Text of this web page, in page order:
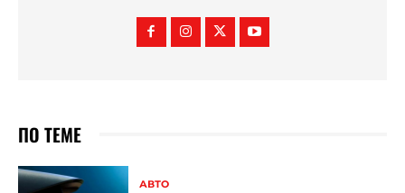
ПО ТЕМЕ
АВТО